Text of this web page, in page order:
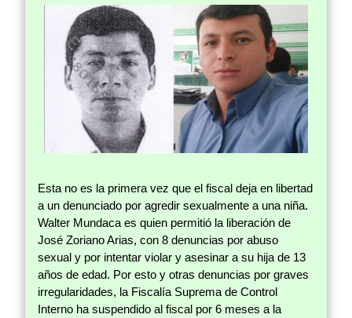
Esta no es la primera vez que el fiscal deja en libertad
a un denunciado por agredir sexualmente a una niña.
Walter Mundaca es quien permitió la liberación de
José Zoriano Arias, con 8 denuncias por abuso
sexual y por intentar violar y asesinar a su hija de 13
años de edad. Por esto y otras denuncias por graves
irregularidades, la Fiscalía Suprema de Control
Interno ha suspendido al fiscal por 6 meses a la